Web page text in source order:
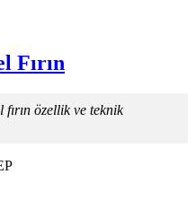
Fırın
özellik ve teknik